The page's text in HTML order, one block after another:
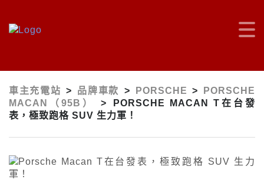
車主充電站 > 品牌車款 > PORSCHE >
PORSCHE
MACAN（95B）
>
PORSCHE MACAN T在台發
表，極致跑格 SUV 生力軍！